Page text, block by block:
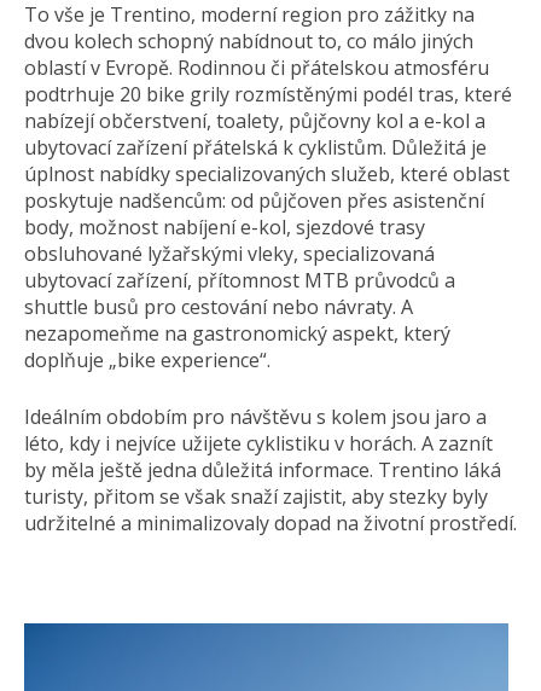
To vše je Trentino, moderní region pro zážitky na
dvou kolech schopný nabídnout to, co málo jiných
oblastí v Evropě. Rodinnou či přátelskou atmosféru
podtrhuje 20 bike grily rozmístěnými podél tras, které
nabízejí občerstvení, toalety, půjčovny kol a e-kol a
ubytovací zařízení přátelská k cyklistům. Důležitá je
úplnost nabídky specializovaných služeb, které oblast
poskytuje nadšencům: od půjčoven přes asistenční
body, možnost nabíjení e-kol, sjezdové trasy
obsluhované lyžařskými vleky, specializovaná
ubytovací zařízení, přítomnost MTB průvodců a
shuttle busů pro cestování nebo návraty. A
nezapomeňme na gastronomický aspekt, který
doplňuje „bike experience“.
Ideálním obdobím pro návštěvu s kolem jsou jaro a
léto, kdy i nejvíce užijete cyklistiku v horách. A zaznít
by měla ještě jedna důležitá informace. Trentino láká
turisty, přitom se však snaží zajistit, aby stezky byly
udržitelné a minimalizovaly dopad na životní prostředí.